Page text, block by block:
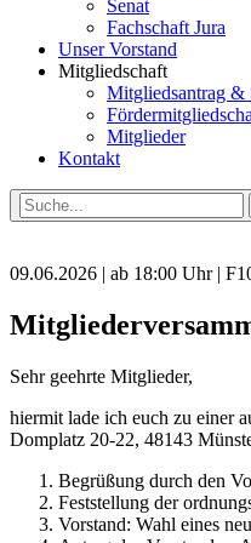
Senat
Fachschaft Jura
Unser Vorstand
Mitgliedschaft
Mitgliedsantrag &
Mitglieder
Kontakt
Suche
nach:
09.06.2026 | ab 18:00 Uhr |
Sehr geehrte Mitglieder,
hiermit lade ich euch zu einer
Domplatz 20-22, 48143
Begrüßung durch den
Feststellung der
Vorstand: Wahl eines